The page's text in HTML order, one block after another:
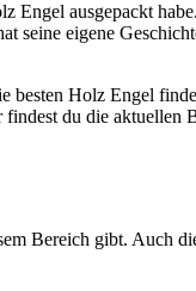
Engel ausgepackt
seine ‍eigene⁢
⁣besten ⁤Holz Engel‌
du die
Bereich gibt. Auch